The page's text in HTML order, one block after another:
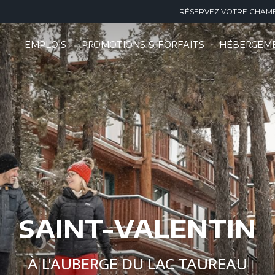
RÉSERVEZ VOTRE
EMPLOIS PROMOTIONS & FORFAITS
SAINT-VALENTIN
À L'AUBERGE DU LAC TAUREAU